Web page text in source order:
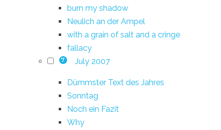
burn my shadow
Neulich an der Ampel
with a grain of salt and a cringe
fallacy
7 July 2007
Dümmster Text des Jahres
Sonntag
Noch ein Fazit
Why